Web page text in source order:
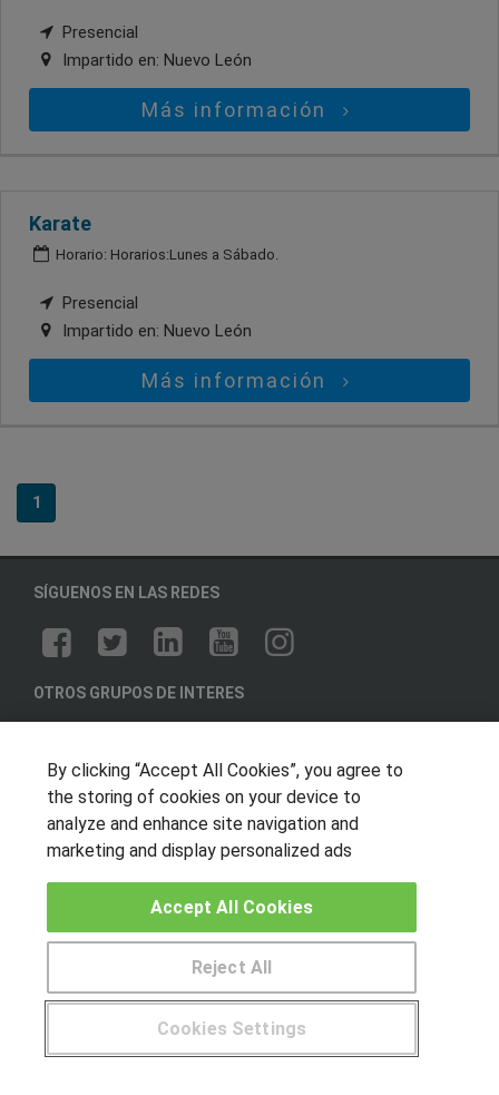
Presencial
Impartido en: Nuevo León
Más información
Karate
Horario: Horarios:Lunes a Sábado.
Presencial
Impartido en: Nuevo León
Más información
1
SÍGUENOS EN LAS REDES
OTROS GRUPOS DE INTERES
Hablemos de empleo
Locos por las becas
CENTROS DE FORMACIÓN
Publicar cursos
Aviso legal
© Aprendemas.com -Aviso legal
By clicking “Accept All Cookies”, you agree to
the storing of cookies on your device to
analyze and enhance site navigation and
marketing and display personalized ads
Cookies Settings
Reject All
Accept All Cookies